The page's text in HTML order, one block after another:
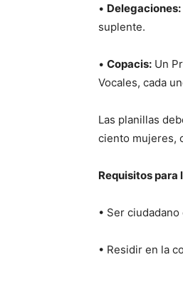
• Delegaciones:
suplente.
• Copacis: Un
Vocales, cada
Las planillas
ciento mujeres,
Requisitos para
• Ser
• Residir en la